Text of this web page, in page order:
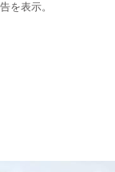
を表示。